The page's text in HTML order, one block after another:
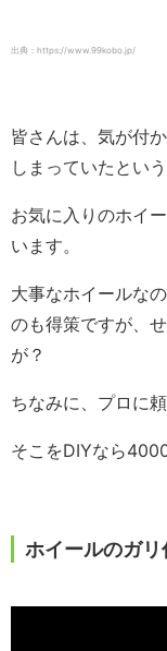
出典：https://www.99kobo.jp/
皆さんは、気が付
しまっていたとい
お気に入りのホイ
います。
大事なホイールな
のも得策ですが、
が？
ちなみに、プロに
そこをDIYなら
ホイールのガリ